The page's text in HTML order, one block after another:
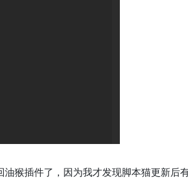
猴插件了，因为我才发现脚本猫更新后